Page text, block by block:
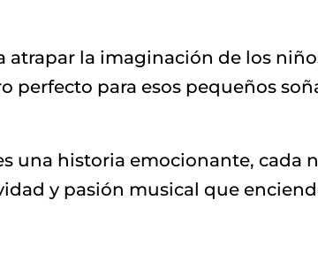
atrapar la imaginación de los
perfecto para esos pequeños
una historia emocionante, cada
y pasión musical que